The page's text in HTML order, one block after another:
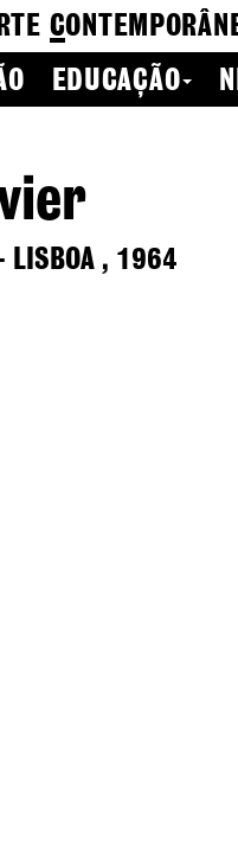
RTE C
EDUCAÇÃO
LISBOA , 1964